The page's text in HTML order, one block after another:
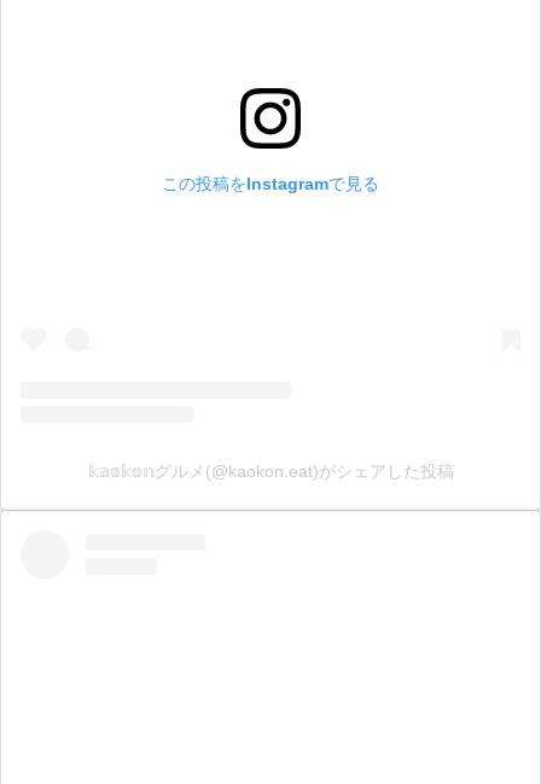
この投稿をInstagramで見る
𝕜𝕒𝕠𝕜𝕠𝕟グルメ(@kaokon.eat)がシェアした投稿